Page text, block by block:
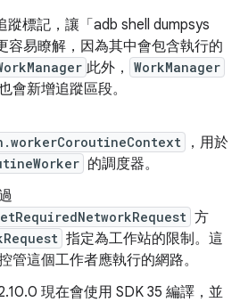
蹤標記，讓「adb shell dumpsys
容易瞭解，因為其中會包含執行的
此外， WorkManager
會新增追蹤區段。
，用於
的調度器。
方
指定為工作站的限制。這
管這個工作者應執行的網路。
現在會使用 SDK 35 編譯，並